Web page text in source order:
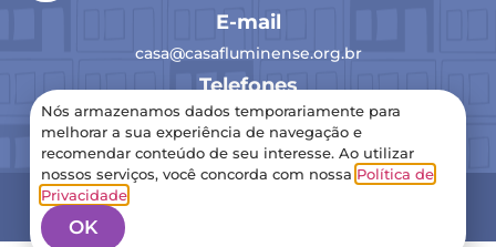
E-mail
casa@casafluminense.org.br
Telefones
(21) 2516-0193
2024 Casa Fluminense – Todos os direitos reservados
Nós armazenamos dados temporariamente para
melhorar a sua experiência de navegação e
recomendar conteúdo de seu interesse. Ao utilizar
nossos serviços, você concorda com nossa Política de
Privacidade.
OK